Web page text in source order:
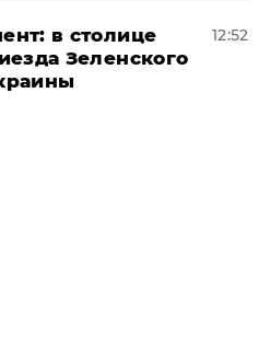
в столице
Зеленского
12:52